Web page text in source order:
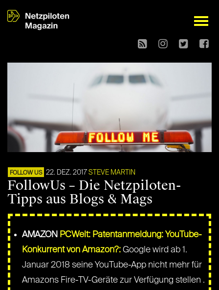
open
FOLLOW US 22. DEZ. 2017 STEVE MARTIN
FollowUs – Die Netzpiloten-
Tipps aus Blogs & Mags
AMAZON PCWelt: Patentanmeldung: YouTube-
Konkurrent von Amazon?: Google wird ab 1.
Januar 2018 seine YouTube-App nicht mehr für
Amazons Fire-TV-Geräte zur Verfügung stellen .